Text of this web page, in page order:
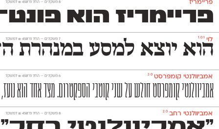
פריימריז ‫8 משקלים — החל מ־ 450
₪למשקל
פריימריז הוא
לוי 1.0.1 ‫7 משקלים — החל מ־ 450
₪למשקל הוא יוצא למסע במנהרת
אמביוולנטי קומפרסט 2.0 ‫6 משקלים — החל מ־ 450
₪למשקל
אמביוולנטי קומפרסט חולש על שני קוטבי הספקטרום. מצד אחד הוא
אמביוולנטי רחב 2.0 ‫8 משקלים — החל מ־450
₪למשקל